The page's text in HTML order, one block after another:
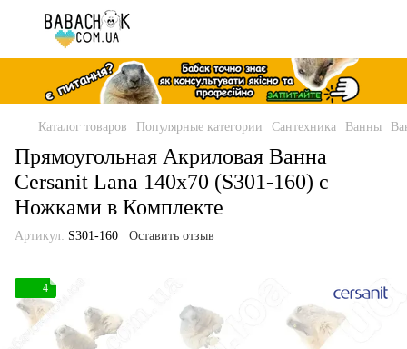
Каталог товаров Популярные категории Сантехника Ванны
Прямоугольная Акриловая Ванна
Cersanit Lana 140x70 (S301-160) с
Ножками в Комплекте
Артикул: S301-160 Оставить отзыв
4